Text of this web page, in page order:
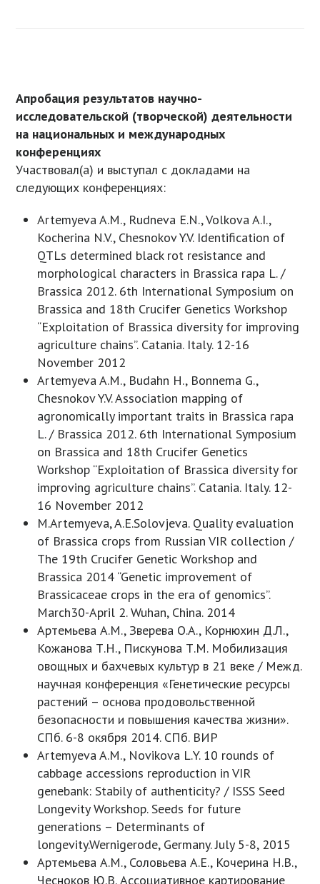
Апробация результатов научно-
исследовательской (творческой) деятельности
на национальных и международных
конференциях
Участвовал(а) и выступал с докладами на
следующих конференциях:
Artemyeva A.M., Rudneva E.N., Volkova A.I.,
Kocherina N.V., Chesnokov Y.V. Identification of
QTLs determined black rot resistance and
morphological characters in Brassica rapa L. /
Brassica 2012. 6th International Symposium on
Brassica and 18th Crucifer Genetics Workshop
“Exploitation of Brassica diversity for improving
agriculture chains”. Catania. Italy. 12-16
November 2012
Artemyeva A.M., Budahn H., Bonnema G.,
Chesnokov Y.V. Association mapping of
agronomically important traits in Brassica rapa
L. / Brassica 2012. 6th International Symposium
on Brassica and 18th Crucifer Genetics
Workshop “Exploitation of Brassica diversity for
improving agriculture chains”. Catania. Italy. 12-
16 November 2012
M.Artemyeva, A.E.Solovjeva. Quality evaluation
of Brassica crops from Russian VIR collection /
The 19th Crucifer Genetic Workshop and
Brassica 2014 “Genetic improvement of
Brassicaceae crops in the era of genomics”.
March30-April 2. Wuhan, China. 2014
Артемьева А.М., Зверева О.А., Корнюхин Д.Л.,
Кожанова Т.Н., Пискунова Т.М. Мобилизация
овощных и бахчевых культур в 21 веке / Межд.
научная конференция «Генетические ресурсы
растений – основа продовольственной
безопасности и повышения качества жизни».
СПб. 6-8 окября 2014. СПб. ВИР
Artemyeva A.M., Novikova L.Y. 10 rounds of
cabbage accessions reproduction in VIR
genebank: Stabily of authenticity? / ISSS Seed
Longevity Workshop. Seeds for future
generations – Determinants of
longevity.Wernigerode, Germany. July 5-8, 2015
Артемьева А.М., Соловьева А.Е., Кочерина Н.В.,
Чесноков Ю.В. Ассоциативное картирование